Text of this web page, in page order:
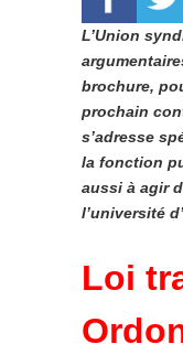
L’Union
brochure,
prochain
s’adresse
la fonction
aussi à agir
l’université
Loi